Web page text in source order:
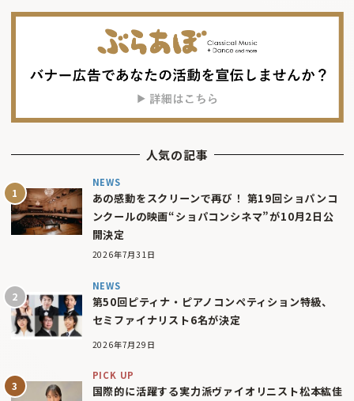
人気の記事
NEWS
あの感動をスクリーンで再び！ 第19回ショパンコ
ンクールの映画“ショパコンシネマ”が10月2日公
開決定
2026年7月31日
NEWS
第50回ピティナ・ピアノコンペティション特級、
セミファイナリスト6名が決定
2026年7月29日
PICK UP
国際的に活躍する実力派ヴァイオリニスト松本紘佳